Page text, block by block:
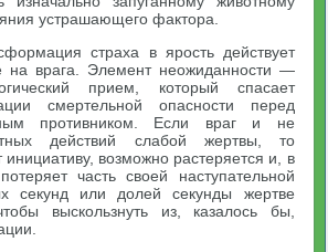
устрашающего фактора.
страха в ярость действует
на врага. Элемент неожиданности —
прием, который спасает
смертельной опасности перед
противником. Если враг и не
действий слабой жертвы, то
инициативу, возможно растеряется и, в
часть своей наступательной
секунд или долей секунды жертве
выскользнуть из, казалось бы,